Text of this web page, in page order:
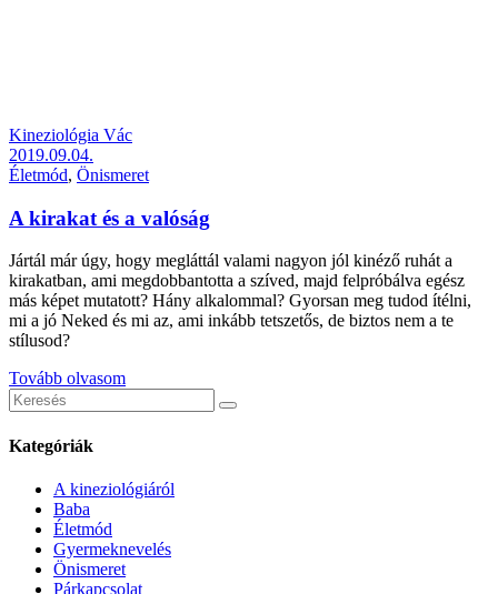
Kineziológia Vác
2019.09.04.
Életmód, Önismeret
A kirakat és a valóság
Jártál már úgy, hogy megláttál valami nagyon jól kinéző ruhát a
kirakatban, ami megdobbantotta a szíved, majd felpróbálva egész
más képet mutatott? Hány alkalommal? Gyorsan meg tudod ítélni,
mi a jó Neked és mi az, ami inkább tetszetős, de biztos nem a te
stílusod?
Tovább olvasom
Keresés
erre:
Kategóriák
A kineziológiáról
Baba
Életmód
Gyermeknevelés
Önismeret
Párkapcsolat